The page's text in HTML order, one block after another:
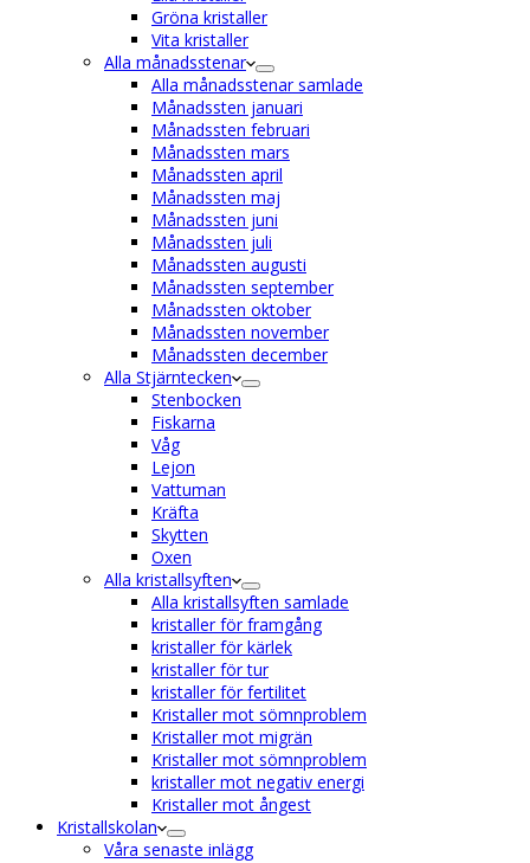
Gröna kristaller
Vita kristaller
Alla månadsstenar
Alla månadsstenar samlade
Månadssten januari
Månadssten februari
Månadssten mars
Månadssten april
Månadssten maj
Månadssten juni
Månadssten juli
Månadssten augusti
Månadssten september
Månadssten oktober
Månadssten november
Månadssten december
Alla Stjärntecken
Stenbocken
Fiskarna
Våg
Lejon
Vattuman
Kräfta
Skytten
Oxen
Alla kristallsyften
Alla kristallsyften samlade
kristaller för framgång
kristaller för kärlek
kristaller för tur
kristaller för fertilitet
Kristaller mot sömnproblem
Kristaller mot migrän
Kristaller mot sömnproblem
kristaller mot negativ energi
Kristaller mot ångest
Kristallskolan
Våra senaste inlägg